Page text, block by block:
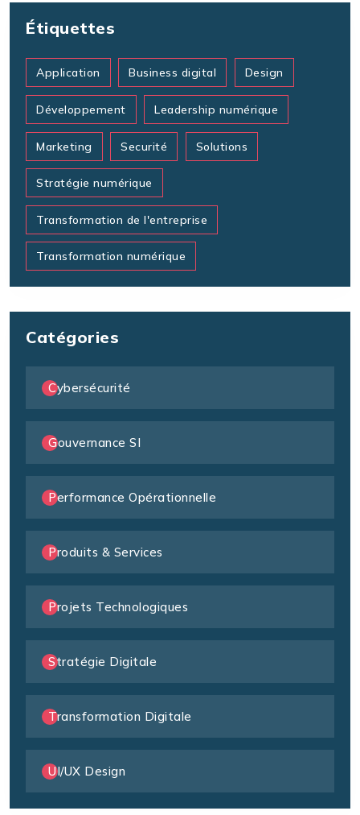
Étiquettes
Application Business digital Design
Développement Leadership numérique
Marketing Securité Solutions
Stratégie numérique
Transformation de l'entreprise
Transformation numérique
Catégories
Cybersécurité
Gouvernance SI
Performance Opérationnelle
Produits & Services
Projets Technologiques
Stratégie Digitale
Transformation Digitale
UI/UX Design